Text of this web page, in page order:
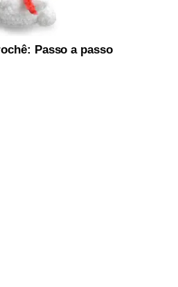
Passo a passo